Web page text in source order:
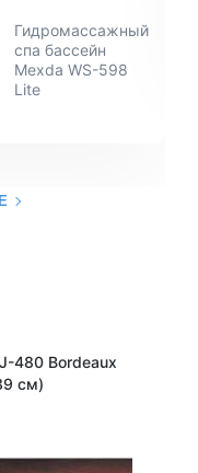
Гидромассажный
спа бассейн
Mexda WS-598
Lite
480 Bordeaux
см)